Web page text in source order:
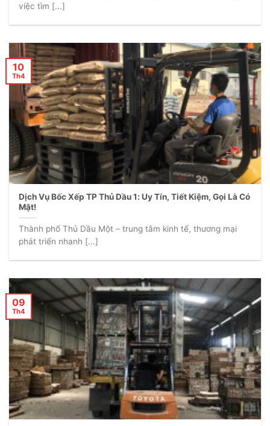
việc tìm [...]
Dịch Vụ Bốc Xếp TP Thủ Dầu 1: Uy Tín, Tiết Kiệm, Gọi Là Có
Mặt!
Thành phố Thủ Dầu Một – trung tâm kinh tế, thương mại
phát triển nhanh [...]
10
Th4
09
Th4